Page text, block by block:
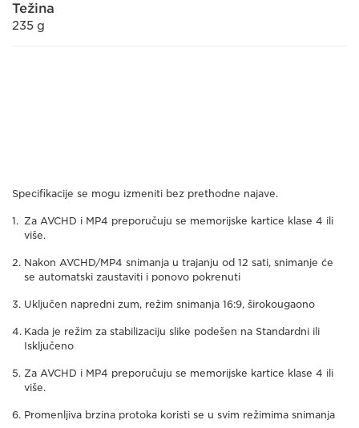
Težina
235 g
Specifikacije se mogu izmeniti bez prethodne najave.
Za AVCHD i MP4 preporučuju se memorijske kartice klase 4 ili
više.
Nakon AVCHD/MP4 snimanja u trajanju od 12 sati, snimanje će
se automatski zaustaviti i ponovo pokrenuti
Uključen napredni zum, režim snimanja 16:9, širokougaono
Kada je režim za stabilizaciju slike podešen na Standardni ili
Isključeno
Za AVCHD i MP4 preporučuju se memorijske kartice klase 4 ili
više.
Promenljiva brzina protoka koristi se u svim režimima snimanja